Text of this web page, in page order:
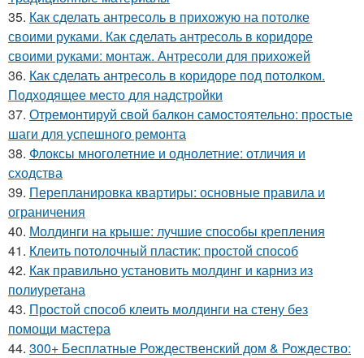
35. Как сделать антресоль в прихожую на потолке
своими руками. Как сделать антресоль в коридоре
своими руками: монтаж. Антресоли для прихожей
36. Как сделать антресоль в коридоре под потолком.
Подходящее место для надстройки
37. Отремонтируй свой балкон самостоятельно: простые
шаги для успешного ремонта
38. Флоксы многолетние и однолетние: отличия и
сходства
39. Перепланировка квартиры: основные правила и
ограничения
40. Молдинги на крыше: лучшие способы крепления
41. Клеить потолочный пластик: простой способ
42. Как правильно установить молдинг и карниз из
полиуретана
43. Простой способ клеить молдинги на стену без
помощи мастера
44. 300+ Бесплатные Рождественский дом & Рождество: